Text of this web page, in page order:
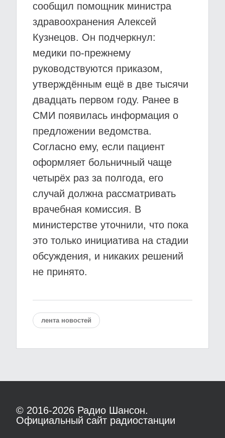
сообщил помощник министра
здравоохранения Алексей
Кузнецов. Он подчеркнул:
медики по-прежнему
руководствуются приказом,
утверждённым ещё в две тысячи
двадцать первом году. Ранее в
СМИ появилась информация о
предложении ведомства.
Согласно ему, если пациент
оформляет больничный чаще
четырёх раз за полгода, его
случай должна рассматривать
врачебная комиссия. В
министерстве уточнили, что пока
это только инициатива на стадии
обсуждения, и никаких решений
не принято.
лента новостей
© 2016-2026 Радио Шансон.
Официальный сайт радиостанции